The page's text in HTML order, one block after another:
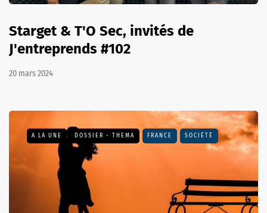
Starget & T'O Sec, invités de
J'entreprends #102
20 mars 2024
A LA UNE DOSSIER - THEMA FRANCE SOCIÉTÉ